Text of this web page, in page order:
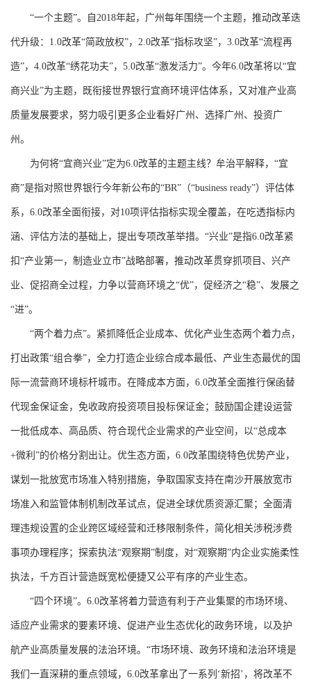
“一个主题”。自2018年起，广州每年围绕一个主题，推动改革迭
代升级：1.0改革“简政放权”，2.0改革“指标攻坚”，3.0改革“流程再
造”，4.0改革“绣花功夫”，5.0改革“激发活力”。今年6.0改革将以“宜
商兴业”为主题，既衔接世界银行宜商环境评估体系，又对准产业高
质量发展要求，努力吸引更多企业看好广州、选择广州、投资广
州。
为何将“宜商兴业”定为6.0改革的主题主线？牟治平解释，“宜
商”是指对照世界银行今年新公布的“BR”（“business ready”）评估体
系，6.0改革全面衔接，对10项评估指标实现全覆盖，在吃透指标内
涵、评估方法的基础上，提出专项改革举措。“兴业”是指6.0改革紧
扣“产业第一，制造业立市”战略部署，推动改革贯穿抓项目、兴产
业、促招商全过程，力争以营商环境之“优”，促经济之“稳”、发展之
“进”。
“两个着力点”。紧抓降低企业成本、优化产业生态两个着力点，
打出政策“组合拳”，全力打造企业综合成本最低、产业生态最优的国
际一流营商环境标杆城市。在降成本方面，6.0改革全面推行保函替
代现金保证金，免收政府投资项目投标保证金；鼓励国企建设运营
一批低成本、高品质、符合现代企业需求的产业空间，以“总成本
+微利”的价格分割出让。优生态方面，6.0改革围绕特色优势产业，
谋划一批放宽市场准入特别措施，争取国家支持在南沙开展放宽市
场准入和监管体制机制改革试点，促进全球优质资源汇聚；全面清
理违规设置的企业跨区域经营和迁移限制条件，简化相关涉税涉费
事项办理程序；探索执法“观察期”制度，对“观察期”内企业实施柔性
执法，千方百计营造既宽松便捷又公平有序的产业生态。
“四个环境”。6.0改革将着力营造有利于产业集聚的市场环境、
适应产业需求的要素环境、促进产业生态优化的政务环境，以及护
航产业高质量发展的法治环境。“市场环境、政务环境和法治环境是
我们一直深耕的重点领域，6.0改革拿出了一系列‘新招’，将改革不